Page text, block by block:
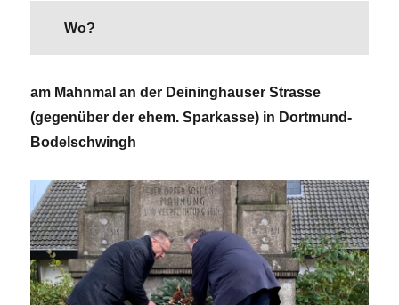
Wo?
am Mahnmal an der Deininghauser Strasse
(gegenüber der ehem. Sparkasse) in Dortmund-
Bodelschwingh